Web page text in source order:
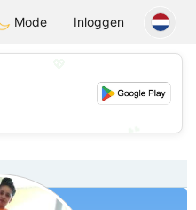
Dating
Mode Inloggen